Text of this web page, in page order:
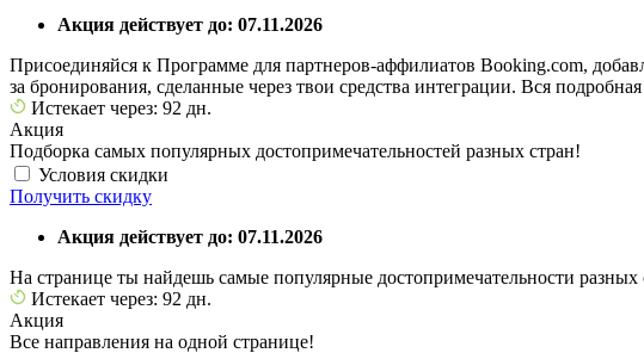
Акция действует до: 07.11.2026
Присоединяйся к Программе для партнеров-аффилиатов Booking.com,
за бронирования, сделанные через твои средства интеграции. Вся
Истекает через: 92 дн.
Акция
Подборка самых популярных достопримечательностей разных стран!
Условия скидки
Получить скидку
Акция действует до: 07.11.2026
На странице ты найдешь самые популярные достопримечательности
Истекает через: 92 дн.
Акция
Все направления на одной странице!